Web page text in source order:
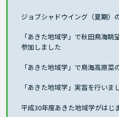
ジョブシャドウイング（夏期）
「あきた地域学」で秋田鳥海
参加しました
「あきた地域学」で鳥海高原
「あきた地域学」実習を行いま
平成30年度あきた地域学がはじ